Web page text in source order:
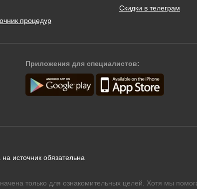
процедур
Скидки в телеграм
Приложения для специалистов:
источник обязательна
только для ознакомительных целей. Хотя мы